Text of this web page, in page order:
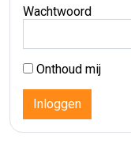
Wachtwoord
Onthoud mij